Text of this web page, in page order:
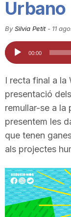
u
a
t
d
e
Urbano
By Silvia Petit- 11
Reproductor
d'àudio
00:00
I recta final a la
presentació
remullar-se a la
presentem les
que tenen
als projectes